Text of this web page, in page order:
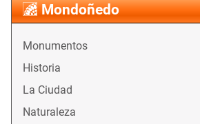
Mondoñedo
Monumentos
Historia
La Ciudad
Naturaleza